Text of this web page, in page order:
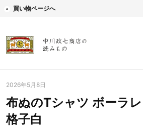
買い物ページへ
2026年5月8日
布ぬのTシャツ ボーラ
格子白